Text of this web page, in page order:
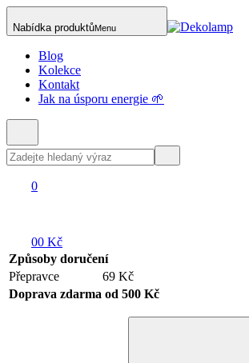
Nabídka produktůMenu
Blog
Kolekce
Kontakt
Jak na úsporu energie 🌱
0
00 Kč
Způsoby doručení
Přepravce
69 Kč
Doprava zdarma od 500 Kč